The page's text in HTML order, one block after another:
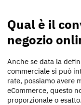
Qual è il
negozio
Anche se data la
commerciale si può
rate, possiamo avere
eCommerce, questo
proporzionale o esatto.